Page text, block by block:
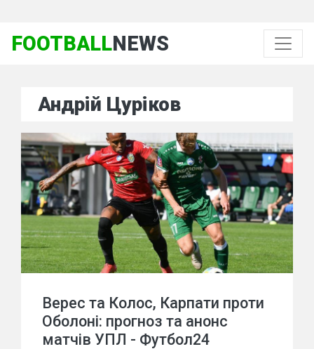
FOOTBALLNEWS
Андрій Цуріков
Верес та Колос, Карпати проти
Оболоні: прогноз та анонс
матчів УПЛ - Футбол24